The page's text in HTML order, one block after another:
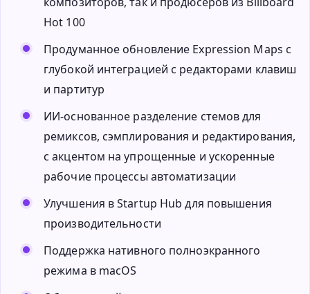
Hot 100
Продуманное обновление Expression Maps с
глубокой интеграцией с редакторами клавиш
и партитур
ИИ-основанное разделение стемов для
ремиксов, сэмплирования и редактирования,
с акцентом на упрощенные и ускоренные
рабочие процессы автоматизации
Улучшения в Startup Hub для повышения
производительности
Поддержка нативного полноэкранного
режима в macOS